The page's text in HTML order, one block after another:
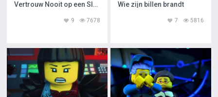
Vertrouw Nooit op een Slang
7678
9
Wie zijn billen brandt
5816
7